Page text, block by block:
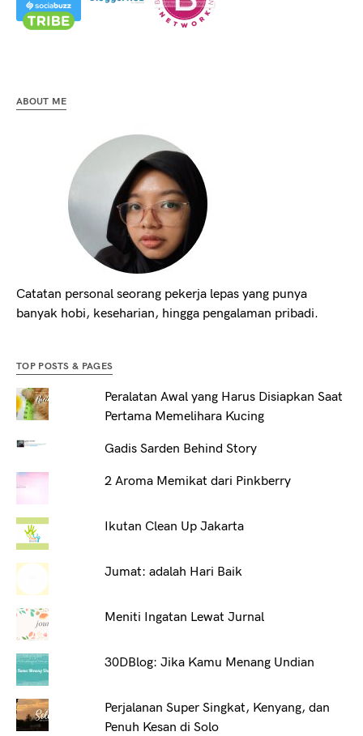
ABOUT ME
Catatan personal seorang pekerja lepas yang punya
banyak hobi, keseharian, hingga pengalaman pribadi.
TOP POSTS & PAGES
Peralatan Awal yang Harus Disiapkan Saat
Pertama Memelihara Kucing
Gadis Sarden Behind Story
2 Aroma Memikat dari Pinkberry
Ikutan Clean Up Jakarta
Jumat: adalah Hari Baik
Meniti Ingatan Lewat Jurnal
30DBlog: Jika Kamu Menang Undian
Perjalanan Super Singkat, Kenyang, dan
Penuh Kesan di Solo